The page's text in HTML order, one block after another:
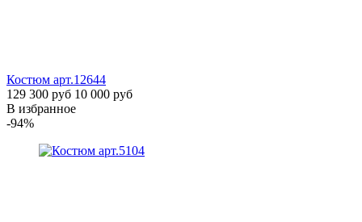
Костюм арт.12644
129 300 руб 10 000 руб
В избранное
-94%